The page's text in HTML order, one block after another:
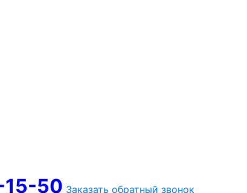
15-50 Заказать обратный звонок